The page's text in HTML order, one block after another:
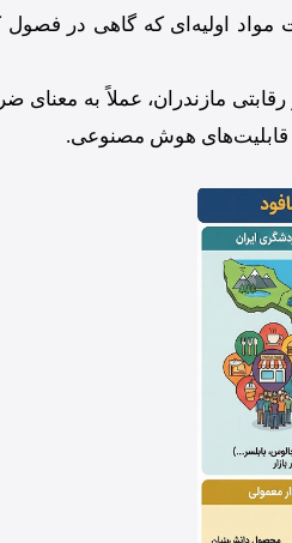
اولیه‌ای که گاهی در فصول
مازندران، عملاً به معنای
قابلیت‌های هوش مصنوعی.